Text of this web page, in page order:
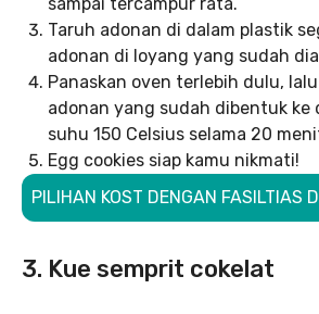
Taruh adonan di dalam plastik
adonan di loyang yang sudah
Panaskan oven terlebih dulu,
adonan yang sudah dibentuk ke
suhu 150 Celsius selama 20
Egg cookies siap kamu nikmati!
PILIHAN KOST DENGAN FASILTIAS
3. Kue semprit cokelat